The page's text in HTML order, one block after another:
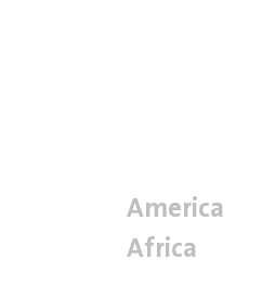
America
Africa